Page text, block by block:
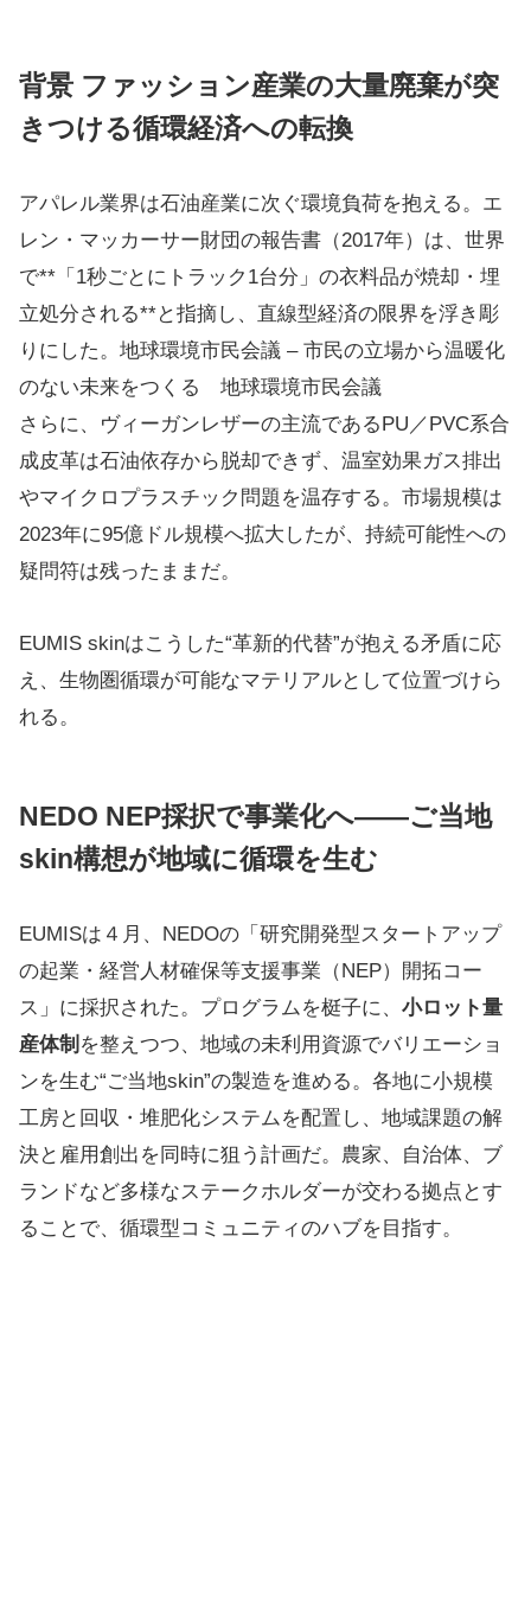
背景 ファッション産業の大量廃棄が突
きつける循環経済への転換
アパレル業界は石油産業に次ぐ環境負荷を抱える。エ
レン・マッカーサー財団の報告書（2017年）は、世界
で**「1秒ごとにトラック1台分」の衣料品が焼却・埋
立処分される**と指摘し、直線型経済の限界を浮き彫
りにした。​地球環境市民会議 – 市民の立場から温暖化
のない未来をつくる 地球環境市民会議
さらに、ヴィーガンレザーの主流であるPU／PVC系合
成皮革は石油依存から脱却できず、温室効果ガス排出
やマイクロプラスチック問題を温存する。市場規模は
2023年に95億ドル規模へ拡大したが、持続可能性への
疑問符は残ったままだ。
EUMIS skinはこうした“革新的代替”が抱える矛盾に応
え、生物圏循環が可能なマテリアルとして位置づけら
れる。
NEDO NEP採択で事業化へ――ご当地
skin構想が地域に循環を生む
EUMISは４月、NEDOの「研究開発型スタートアップ
の起業・経営人材確保等支援事業（NEP）開拓コー
ス」に採択された。プログラムを梃子に、 小ロット量
産体制 を整えつつ、地域の未利用資源でバリエーショ
ンを生む“ご当地skin”の製造を進める。各地に小規模
工房と回収・堆肥化システムを配置し、地域課題の解
決と雇用創出を同時に狙う計画だ。農家、自治体、ブ
ランドなど多様なステークホルダーが交わる拠点とす
ることで、循環型コミュニティのハブを目指す。